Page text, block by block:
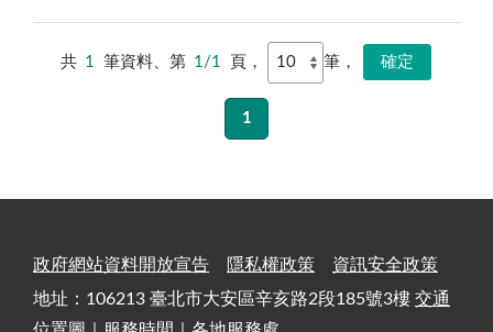
共 1 筆資料、第 1/1 頁， 筆，
1
政府網站資料開放宣告 隱私權政策
資訊安全政策
地址：106213 臺北市大安區辛亥路2段185號3樓 交通